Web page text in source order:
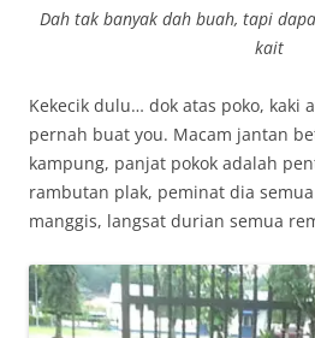
Dah tak banyak dah buah, tapi
kait
Kekecik dulu… dok atas poko, kaki
pernah buat you. Macam jantan
kampung, panjat pokok adalah
rambutan plak, peminat dia
manggis, langsat durian semua